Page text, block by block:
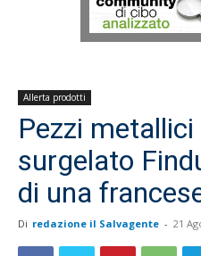
Allerta prodotti
Pezzi metallici
surgelato
di una
Di redazione il Salvagente - 21